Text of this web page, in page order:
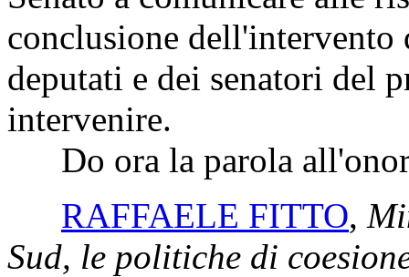
conclusione
deputati e dei senatori del
intervenire.
Do ora la parola
RAFFAELE FITTO,
Sud, le politiche di